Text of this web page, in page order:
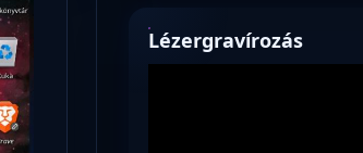
Lézergravírozás